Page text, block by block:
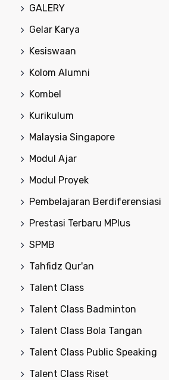
GALERY
Gelar Karya
Kesiswaan
Kolom Alumni
Kombel
Kurikulum
Malaysia Singapore
Modul Ajar
Modul Proyek
Pembelajaran Berdiferensiasi
Prestasi Terbaru MPlus
SPMB
Tahfidz Qur'an
Talent Class
Talent Class Badminton
Talent Class Bola Tangan
Talent Class Public Speaking
Talent Class Riset